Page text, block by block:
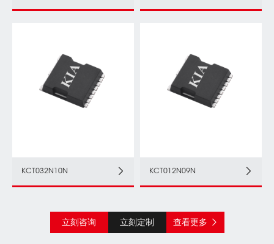
KCT032N10N KCT012N09N
查看更多
立刻定制
立刻咨询